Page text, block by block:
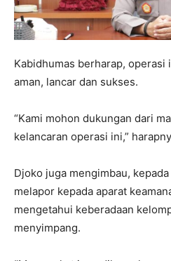
Kabidhumas berharap, operasi
aman, lancar dan sukses.
“Kami mohon dukungan dari
kelancaran operasi ini,”
Djoko juga mengimbau,
melapor kepada aparat
mengetahui keberadaan
menyimpang.